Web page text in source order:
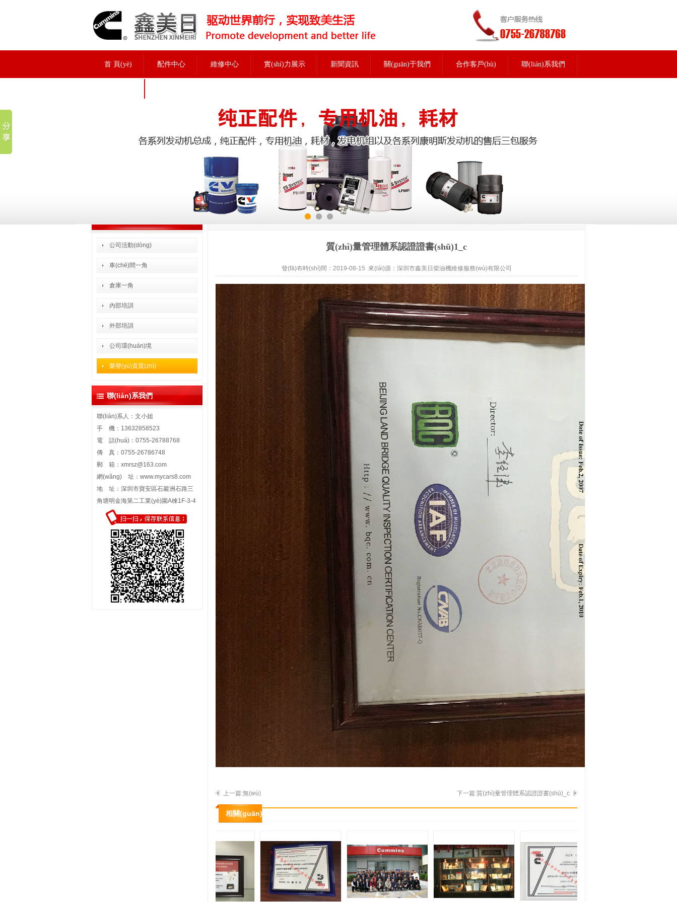
首 頁(yè) 配件中心 維修中心 實(shí)力展示 新聞資訊 關(guān)于我們 合作客戶(hù) 聯(lián)系我們
公司活動(dòng)
車(chē)間一角
倉庫一角
內部培訓
外部培訓
公司環(huán)境
榮譽(yù)資質(zhì)
聯(lián)系我們
聯(lián)系人：文小姐
手 機：13632858523
電 話(huà)：0755-26788768
傳 真：0755-26786748
郵 箱： xmrsz@163.com
網(wǎng) 址： www.mycars8.com
地 址：深圳市寶安區石巖洲石路三
角塘明金海第二工業(yè)園A棟1F-3-4
實(shí)力展示> 榮譽(yù)資質(zhì)
質(zhì)量管理體系認證證書(shū)1_c
發(fā)布時(shí)間：2019-08-15 來(lái)源： 深圳市鑫美日柴油機維修服務(wù)有限公司
上一篇:無(wú) 下一篇:質(zhì)量管理體系認證證書(shū)_c
相關(guān)展示